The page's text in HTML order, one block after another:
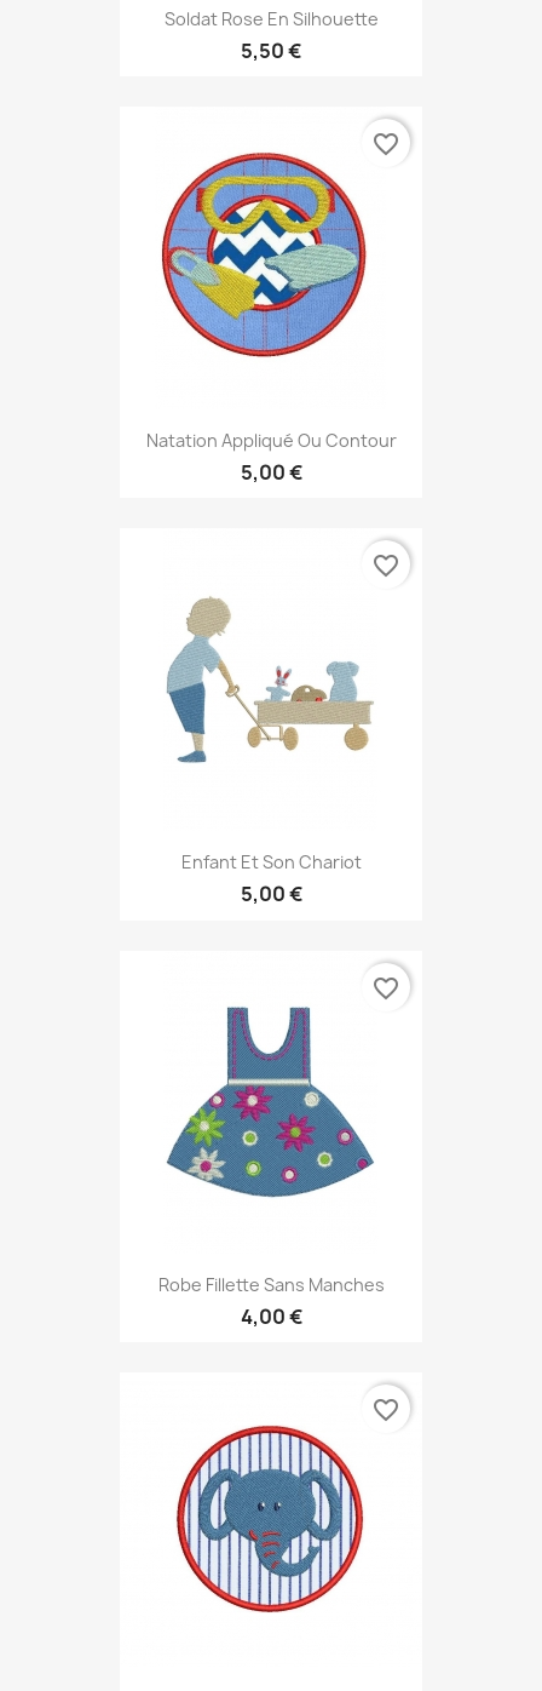
Soldat Rose En Silhouette
5,50 €
Natation Appliqué Ou Contour
5,00 €
favorite_border
Enfant Et Son Chariot
5,00 €
favorite_border
Robe Fillette Sans Manches
4,00 €
favorite_border
favorite_border